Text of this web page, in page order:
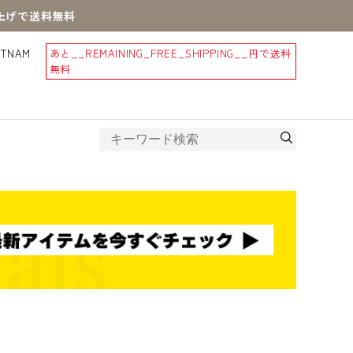
げで送料無料
あと __REMAINING_FREE_SHIPPING__
円で送料
無料